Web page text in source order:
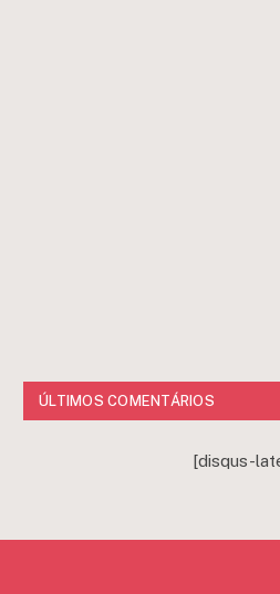
ÚLTIMOS COMENTÁRIOS
[disqus-